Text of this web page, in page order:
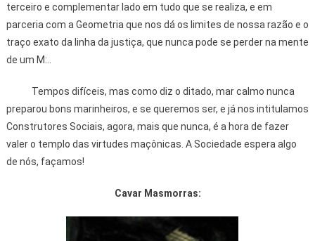
terceiro e complementar lado em tudo que se realiza, e em
parceria com a Geometria que nos dá os limites de nossa razão e o
traço exato da linha da justiça, que nunca pode se perder na mente
de um M:..
Tempos difíceis, mas como diz o ditado, mar calmo nunca
preparou bons marinheiros, e se queremos ser, e já nos intitulamos
Construtores Sociais, agora, mais que nunca, é a hora de fazer
valer o templo das virtudes maçônicas. A Sociedade espera algo
de nós, façamos!
Cavar Masmorras: